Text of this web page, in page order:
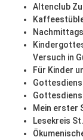
Altenclub
Versuch in
Für Kinder
Mein erster
Lesekreis